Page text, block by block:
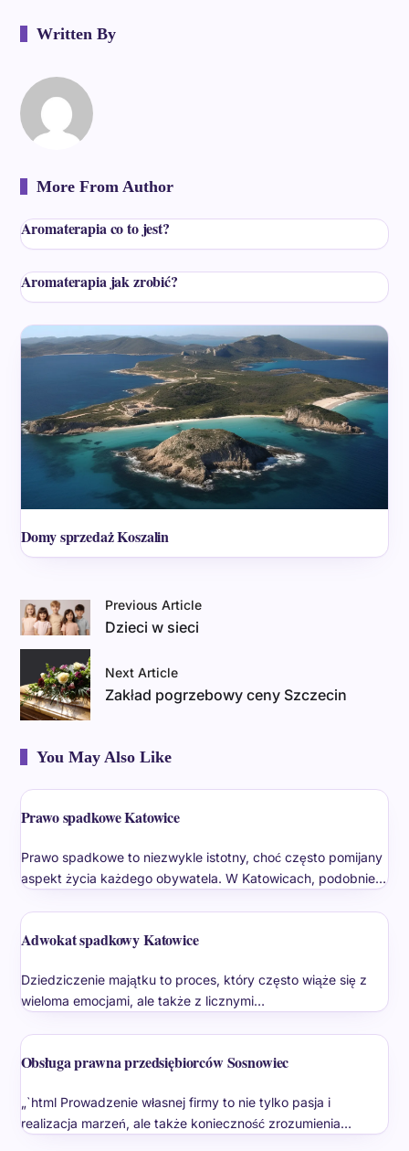
Written By
More From Author
Aromaterapia co to jest?
Aromaterapia jak zrobić?
Domy sprzedaż Koszalin
Previous Article
Dzieci w sieci
Next Article
Zakład pogrzebowy ceny Szczecin
You May Also Like
Prawo spadkowe Katowice
Prawo spadkowe to niezwykle istotny, choć często pomijany
aspekt życia każdego obywatela. W Katowicach, podobnie…
Adwokat spadkowy Katowice
Dziedziczenie majątku to proces, który często wiąże się z
wieloma emocjami, ale także z licznymi…
Obsługa prawna przedsiębiorców Sosnowiec
„`html Prowadzenie własnej firmy to nie tylko pasja i
realizacja marzeń, ale także konieczność zrozumienia…